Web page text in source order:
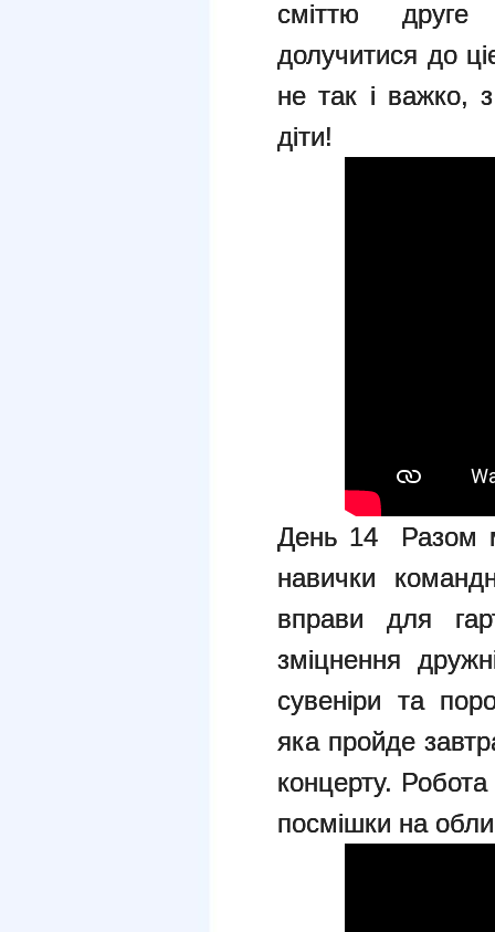
сміттю
долучитися до
не так і важко,
діти!
День 14 Разом
навички
вправи для
зміцнення
сувеніри та
яка пройде
концерту.
посмішки на